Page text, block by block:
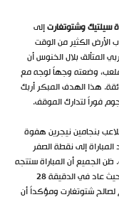
سيلتيك وشتوتغارتإلى
الأرض الكثير من الوقت
النجم المغربي المتألق بلال الخنوس أن
وضعته وجهاً لوجه مع
هذا الهدف المبكر أربك
فوراً لتدارك الموقف.
بنجامين نيجرين هفوة
الألماني في الدقيقة 21، ليعيد المباراة إلى نقطة الصفر
الجميع أن المباراة ستتجه
إلى منحى متكافئ، إلا أن بلال الخنوس كان له رأي آخر، حيث عاد في الدقيقة 28
لصالح شتوتغارت ومؤكداً أن